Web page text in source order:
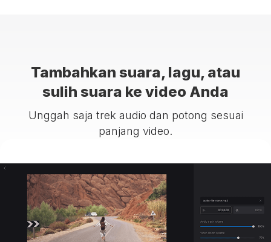
Tambahkan suara, lagu, atau
sulih suara ke video Anda
Unggah saja trek audio dan potong sesuai
panjang video.